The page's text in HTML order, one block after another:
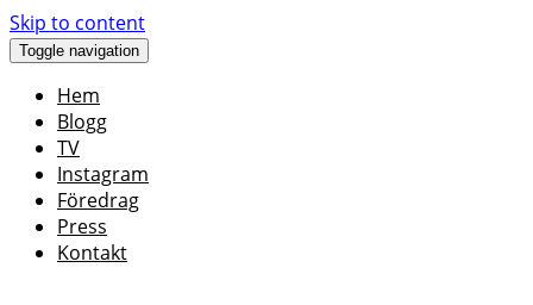
Skip to content
Toggle navigation
Hem
Blogg
TV
Instagram
Föredrag
Press
Kontakt